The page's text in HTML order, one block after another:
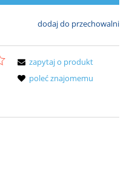
dodaj do przechowalni
zapytaj o produkt
poleć znajomemu